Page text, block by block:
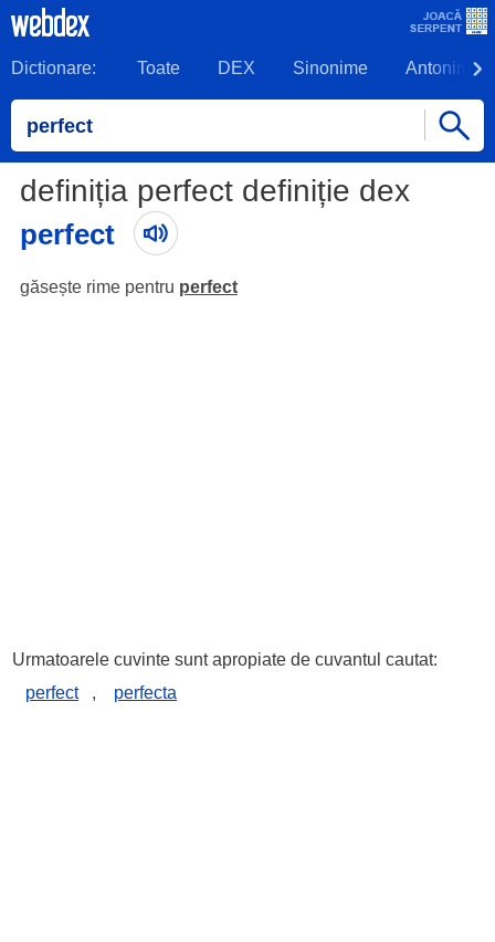
Dictionare: Toate DEX Sinonime Antonime
definiția perfect definiție dex
perfect
găsește rime pentru perfect
Urmatoarele cuvinte sunt apropiate de cuvantul cautat:
perfect
, perfecta